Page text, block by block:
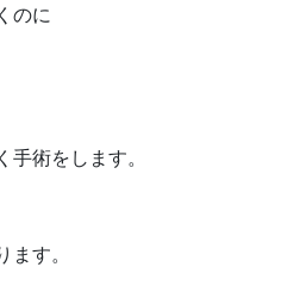
のに
術をします。
す。